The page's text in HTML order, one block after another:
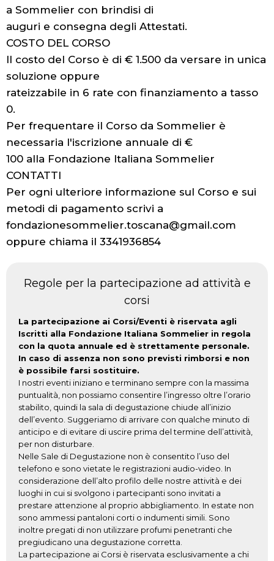
a Sommelier con brindisi di
auguri e consegna degli Attestati.
COSTO DEL CORSO
Il costo del Corso è di € 1.500 da versare in unica
soluzione oppure
rateizzabile in 6 rate con finanziamento a tasso
0.
Per frequentare il Corso da Sommelier è
necessaria l'iscrizione annuale di €
100 alla Fondazione Italiana Sommelier
CONTATTI
Per ogni ulteriore informazione sul Corso e sui
metodi di pagamento scrivi a
fondazionesommelier.toscana@gmail.com
oppure chiama il 3341936854
Regole per la partecipazione ad attività e
corsi
La partecipazione ai Corsi/Eventi è riservata agli
Iscritti alla Fondazione Italiana Sommelier in regola
con la quota annuale ed è strettamente personale.
In caso di assenza non sono previsti rimborsi e non
è possibile farsi sostituire.
I nostri eventi iniziano e terminano sempre con la massima
puntualità, non possiamo consentire l’ingresso oltre l’orario
stabilito, quindi la sala di degustazione chiude all’inizio
dell’evento. Suggeriamo di arrivare con qualche minuto di
anticipo e di evitare di uscire prima del termine dell’attività,
per non disturbare.
Nelle Sale di Degustazione non è consentito l’uso del
telefono e sono vietate le registrazioni audio-video. In
considerazione dell’alto profilo delle nostre attività e dei
luoghi in cui si svolgono i partecipanti sono invitati a
prestare attenzione al proprio abbigliamento. In estate non
sono ammessi pantaloni corti o indumenti simili. Sono
inoltre pregati di non utilizzare profumi penetranti che
pregiudicano una degustazione corretta.
La partecipazione ai Corsi è riservata esclusivamente a chi